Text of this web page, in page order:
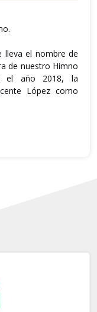
lleva el nombre de
de nuestro Himno
el año 2018, la
López como